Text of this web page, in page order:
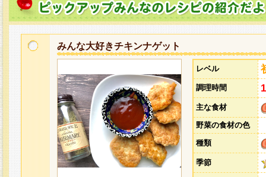
みんな大好きチキンナゲット
レベル
調理時間
主な食材
野菜の食材の色
種類
季節